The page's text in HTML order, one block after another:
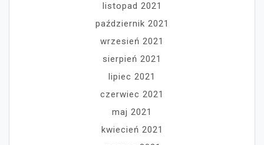
listopad 2021
październik 2021
wrzesień 2021
sierpień 2021
lipiec 2021
czerwiec 2021
maj 2021
kwiecień 2021